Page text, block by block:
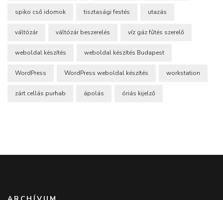
spiko cső idomok tisztasági festés utazás
váltózár váltózár beszerelés víz gáz fűtés szerelő
weboldal készítés weboldal készítés Budapest
WordPress WordPress weboldal készítés workstation
zárt cellás purhab ápolás óriás kijelző